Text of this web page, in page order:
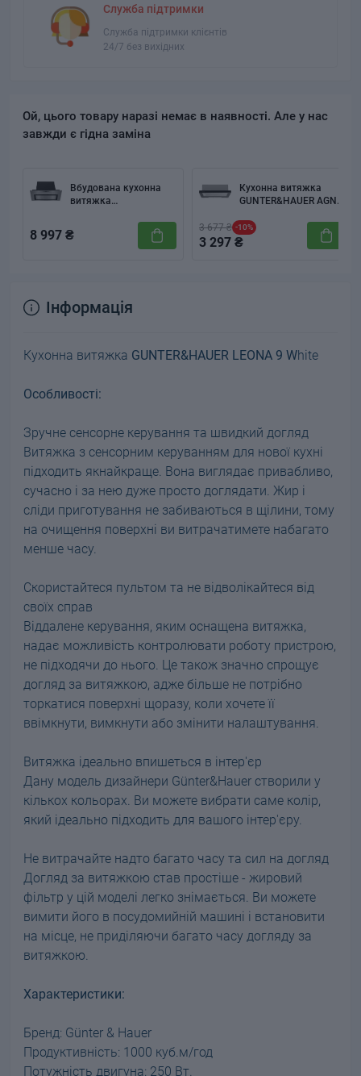
Служба підтримки
Служба підтримки клієнтів
24/7 без вихідних
Ой, цього товару наразі немає в наявності. Але у нас
завжди є гідна заміна
Вбудована кухонна
витяжка
8 997 ₴
Кухонна витяжка
GUNTER&HAUER AGNA
3 677 ₴ -10%
3 297 ₴
Інформація
Кухонна витяжка GUNTER&HAUER LEONA 9 White
Особливості:
Зручне сенсорне керування та швидкий догляд
Витяжка з сенсорним керуванням для нової кухні
підходить якнайкраще. Вона виглядає привабливо,
сучасно і за нею дуже просто доглядати. Жир і
сліди приготування не забиваються в щілини, тому
на очищення поверхні ви витрачатимете набагато
менше часу.
Скористайтеся пультом та не відволікайтеся від
своїх справ
Віддалене керування, яким оснащена витяжка,
надає можливість контролювати роботу пристрою,
не підходячи до нього. Це також значно спрощує
догляд за витяжкою, адже більше не потрібно
торкатися поверхні щоразу, коли хочете її
ввімкнути, вимкнути або змінити налаштування.
Витяжка ідеально впишеться в інтер'єр
Дану модель дизайнери Günter&Hauer створили у
кількох кольорах. Ви можете вибрати саме колір,
який ідеально підходить для вашого інтер'єру.
Не витрачайте надто багато часу та сил на догляд
Догляд за витяжкою став простіше - жировий
фільтр у цій моделі легко знімається. Ви можете
вимити його в посудомийній машині і встановити
на місце, не приділяючи багато часу догляду за
витяжкою.
Характеристики:
Бренд: Günter & Hauer
Продуктивність: 1000 куб.м/год
Потужність двигуна: 250 Вт.